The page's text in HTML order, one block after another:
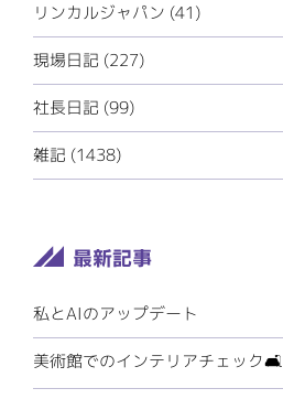
リンカルジャパン (41)
現場日記 (227)
社長日記 (99)
雑記 (1438)
私とAIのアップデート
美術館でのインテリアチェック🛋️